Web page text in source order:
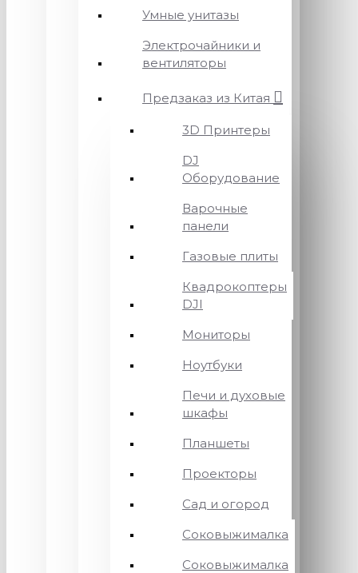
Умные унитазы
Электрочайники и
вентиляторы
Предзаказ из Китая
3D Принтеры
DJ
Оборудование
Варочные
панели
Газовые плиты
Квадрокоптеры
DJI
Мониторы
Ноутбуки
Печи и духовые
шкафы
Планшеты
Проекторы
Сад и огород
Соковыжималка
Соковыжималка